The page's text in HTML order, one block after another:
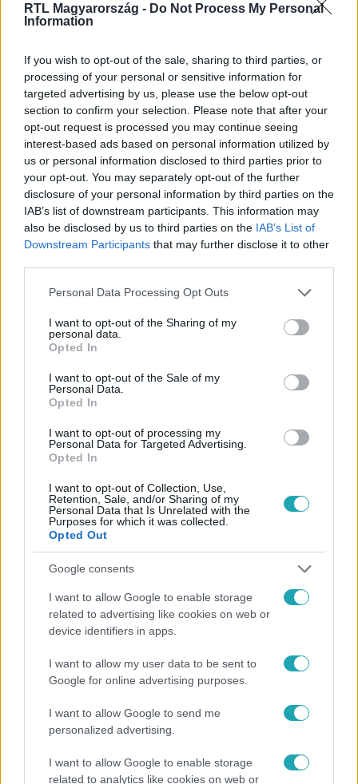
RTL Magyarország - Do Not Process My Personal
Information
If you wish to opt-out of the sale, sharing to third parties, or
processing of your personal or sensitive information for
targeted advertising by us, please use the below opt-out
section to confirm your selection. Please note that after your
opt-out request is processed you may continue seeing
interest-based ads based on personal information utilized by
us or personal information disclosed to third parties prior to
your opt-out. You may separately opt-out of the further
disclosure of your personal information by third parties on the
IAB’s list of downstream participants. This information may
also be disclosed by us to third parties on the IAB’s List of
Downstream Participants that may further disclose it to other
Please note that this website/app uses one or more Google
not limited to your visit or usage behaviour. You may click to
grant or deny consent to Google and its third-party tags to
use your data for below specified purposes in below Google
consent section.
Personal Data Processing Opt Outs
I want to opt-out of the Sharing of my
personal data.
Opted In
I want to opt-out of the Sale of my
Personal Data.
Opted In
I want to opt-out of processing my
Personal Data for Targeted Advertising.
Opted In
I want to opt-out of Collection, Use,
Retention, Sale, and/or Sharing of my
Personal Data that Is Unrelated with the
Purposes for which it was collected.
Opted Out
Google consents
I want to allow Google to enable storage
related to advertising like cookies on web or
device identifiers in apps.
I want to allow my user data to be sent to
Google for online advertising purposes.
I want to allow Google to send me
personalized advertising.
I want to allow Google to enable storage
related to analytics like cookies on web or
Kövess minket, és értesülj a friss hírekről a
Facebookon is!
Követem
FÓKUSZ #EXTRA VIDEÓK # FLUOR TOMI
KONCERT
Népszerű